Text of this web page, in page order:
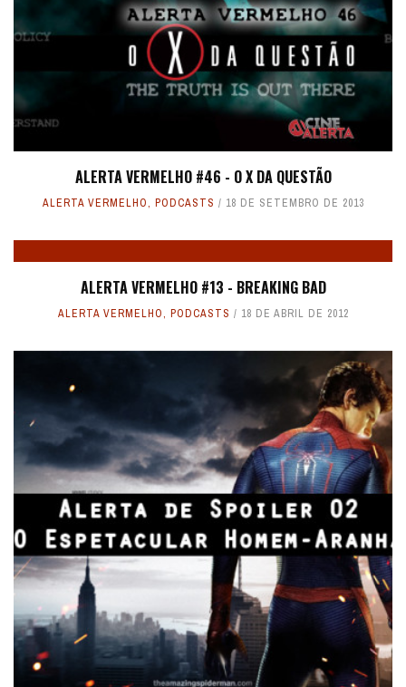
ALERTA VERMELHO #46 - O X DA QUESTÃO
ALERTA VERMELHO, PODCASTS 18 DE SETEMBRO DE 2013
ALERTA VERMELHO #13 - BREAKING BAD
ALERTA VERMELHO, PODCASTS 18 DE ABRIL DE 2012